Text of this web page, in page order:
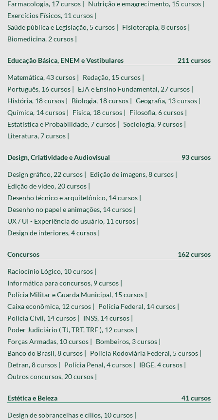
Farmacologia, 17 cursos | Nutrição e emagrecimento, 15 cursos |
Exercícios Físicos, 11 cursos |
Saúde pública e Legislação, 5 cursos | Fisioterapia, 8 cursos |
Biomedicina, 2 cursos |
Educação Básica, ENEM e Vestibulares 211 cursos
Matemática, 43 cursos | Redação, 15 cursos |
Português, 16 cursos | EJA e Ensino Fundamental, 27 cursos |
História, 18 cursos | Biologia, 18 cursos | Geografia, 13 cursos |
Química, 14 cursos | Física, 18 cursos | Filosofia, 6 cursos |
Estatística e Probabilidade, 7 cursos | Sociologia, 9 cursos |
Literatura, 7 cursos |
Design, Criatividade e Audiovisual 93 cursos
Design gráfico, 22 cursos | Edição de imagens, 8 cursos |
Edição de vídeo, 20 cursos |
Desenho técnico e arquitetônico, 14 cursos |
Desenho no papel e animações, 14 cursos |
UX / UI - Experiência do usuário, 11 cursos |
Design de interiores, 4 cursos |
Concursos 162 cursos
Raciocínio Lógico, 10 cursos |
Informática para concursos, 9 cursos |
Polícia Militar e Guarda Municipal, 15 cursos |
Caixa econômica, 12 cursos | Polícia Federal, 14 cursos |
Polícia Civil, 14 cursos | INSS, 14 cursos |
Poder Judiciário ( TJ, TRT, TRF ), 12 cursos |
Forças Armadas, 10 cursos | Bombeiros, 3 cursos |
Banco do Brasil, 8 cursos | Polícia Rodoviária Federal, 5 cursos |
Detran, 8 cursos | Polícia Penal, 4 cursos | IBGE, 4 cursos |
Outros concursos, 20 cursos |
Estética e Beleza 41 cursos
Design de sobrancelhas e cílios, 10 cursos |